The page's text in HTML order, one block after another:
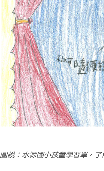
圖說：水源國小孩童學習單，了